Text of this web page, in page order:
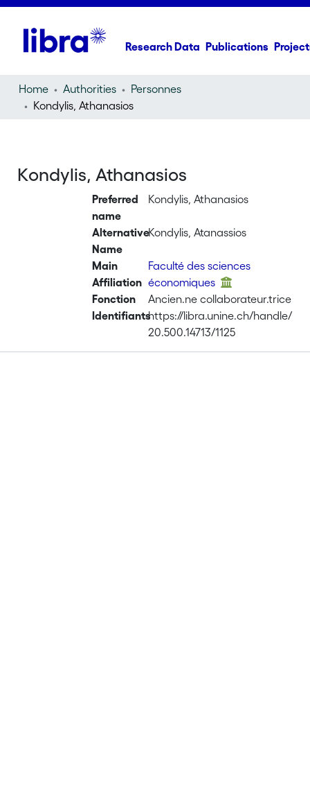
Research Data Publications
Home Authorities
Personnes
Kondylis, Athanasios
Kondylis, Athanasios
Preferred
name
Kondylis, Athanasios
Alternative
Name
Kondylis, Atanassios
Main
Affiliation
Faculté des sciences
économiques
Fonction
Ancien.ne collaborateur.trice
Identifiantshttps://libra.unine.ch/handle/
20.500.14713/1125